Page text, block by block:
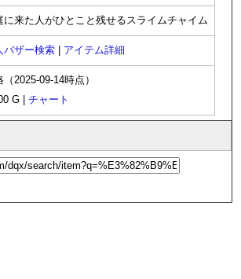
に来た人がひとこと残せるスライムチャイム
バザー検索 アイテム詳細
（2025-09-14時点）
G | チャート